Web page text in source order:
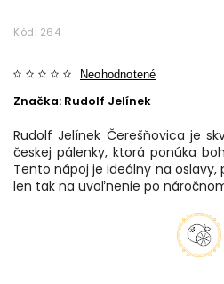
Kód: 264
Neohodnotené
Značka: Rudolf Jelínek
Rudolf Jelínek Čerešňovica je
českej pálenky, ktorá ponúka
Tento nápoj je ideálny na
len tak na uvoľnenie po